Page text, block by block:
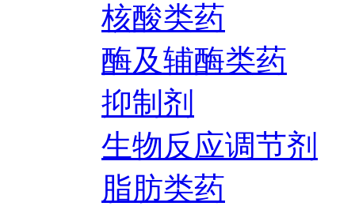
核酸类药
酶及辅酶类药
抑制剂
生物反应调节剂
脂肪类药